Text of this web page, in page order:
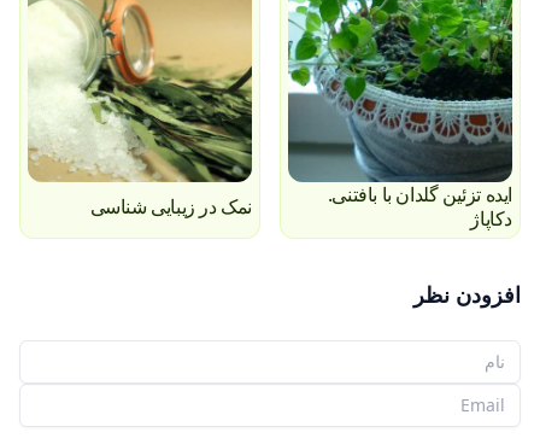
ایده تزئین گلدان با بافتنی.
دکاپاژ
نمک در زیبایی شناسی
افزودن نظر
نام شما
ایمیل شما